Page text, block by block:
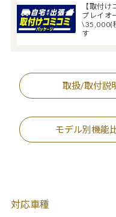
【取付
プレイオ
\35,000(
す
取扱/取付説
モデル別機能
対応車種